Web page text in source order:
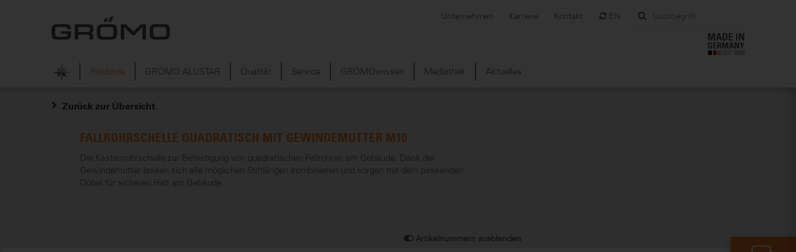
EN
Unternehmen Karriere Kontakt
Produkte GRÖMO ALUSTAR Qualität Service GRÖMOwissen Mediathek Aktuelles
FALLROHRSCHELLE QUADRATISCH MIT GEWINDEMUTTER M10
Die Kastenrohrschelle zur Befestigung von quadratischen Fallrohren am Gebäude. Dank der
Gewindemutter lassen sich alle möglichen Stiftlängen kombinieren und sorgen mit dem passenden
Dübel für sicheren Halt am Gebäude.
Zurück zur Übersicht
Artikelnummern ausblenden